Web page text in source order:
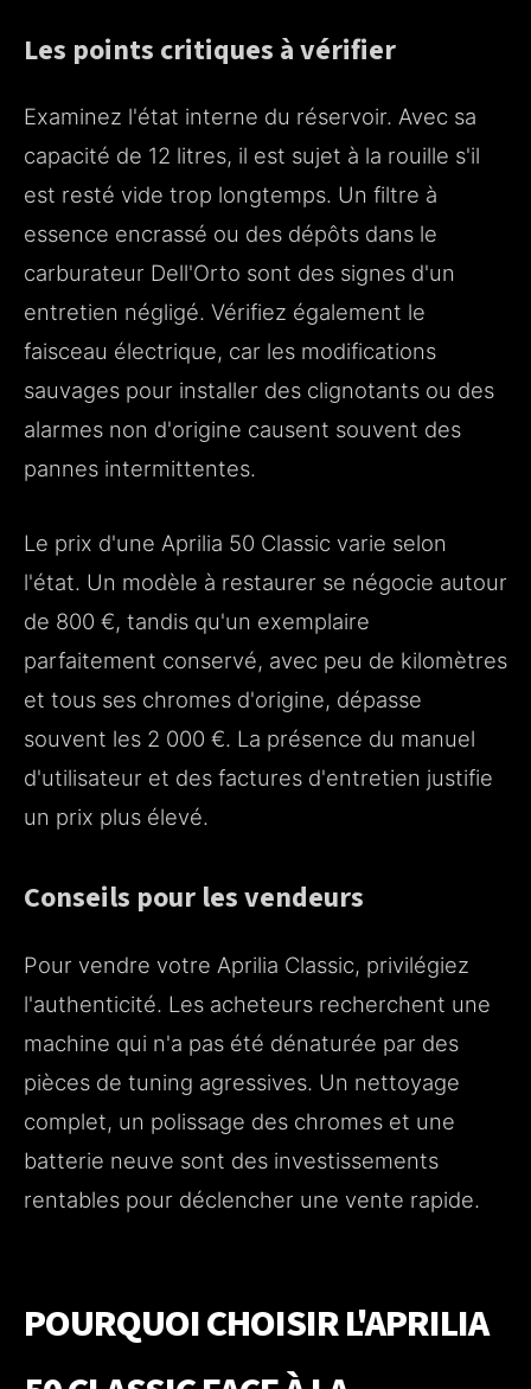
Les points critiques à vérifier
Examinez l'état interne du réservoir. Avec sa
capacité de 12 litres, il est sujet à la rouille s'il
est resté vide trop longtemps. Un filtre à
essence encrassé ou des dépôts dans le
carburateur Dell'Orto sont des signes d'un
entretien négligé. Vérifiez également le
faisceau électrique, car les modifications
sauvages pour installer des clignotants ou des
alarmes non d'origine causent souvent des
pannes intermittentes.
Le prix d'une Aprilia 50 Classic varie selon
l'état. Un modèle à restaurer se négocie autour
de 800 €, tandis qu'un exemplaire
parfaitement conservé, avec peu de kilomètres
et tous ses chromes d'origine, dépasse
souvent les 2 000 €. La présence du manuel
d'utilisateur et des factures d'entretien justifie
un prix plus élevé.
Conseils pour les vendeurs
Pour vendre votre Aprilia Classic, privilégiez
l'authenticité. Les acheteurs recherchent une
machine qui n'a pas été dénaturée par des
pièces de tuning agressives. Un nettoyage
complet, un polissage des chromes et une
batterie neuve sont des investissements
rentables pour déclencher une vente rapide.
POURQUOI CHOISIR L'APRILIA